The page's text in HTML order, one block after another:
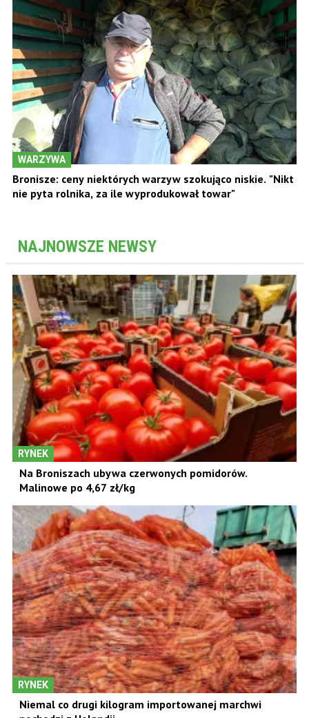
WARZYWA
Bronisze: ceny niektórych warzyw szokująco niskie. "Nikt
nie pyta rolnika, za ile wyprodukował towar"
NAJNOWSZE NEWSY
RYNEK
Na Broniszach ubywa czerwonych pomidorów.
Malinowe po 4,67 zł/kg
RYNEK
Niemal co drugi kilogram importowanej marchwi